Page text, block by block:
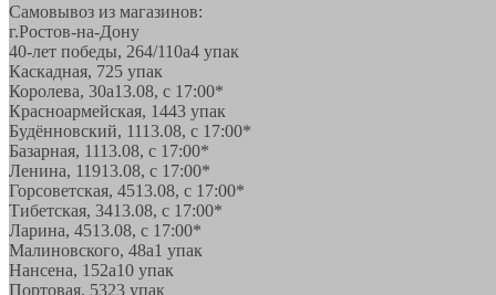
Самовывоз из магазинов:
г.Ростов-на-Дону
40-лет победы, 264/110а4 упак
Каскадная, 725 упак
Королева, 30а13.08, с 17:00*
Красноармейская, 1443 упак
Будённовский, 1113.08, с 17:00*
Базарная, 1113.08, с 17:00*
Ленина, 11913.08, с 17:00*
Горсоветская, 4513.08, с 17:00*
Тибетская, 3413.08, с 17:00*
Ларина, 4513.08, с 17:00*
Малиновского, 48а1 упак
Нансена, 152а10 упак
Портовая, 5323 упак